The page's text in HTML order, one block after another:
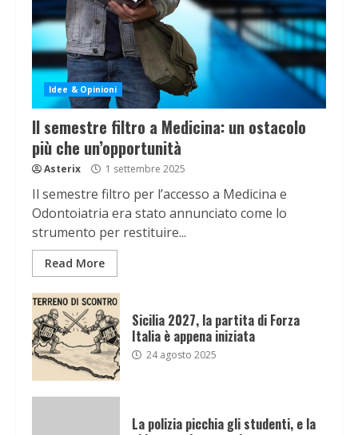
Idee & Opinioni
Il semestre filtro a Medicina: un ostacolo
più che un’opportunità
Asterix 1 settembre 2025
Il semestre filtro per l’accesso a Medicina e
Odontoiatria era stato annunciato come lo
strumento per restituire...
Read More
Sicilia 2027, la partita di Forza
Italia è appena iniziata
24 agosto 2025
La polizia picchia gli studenti, e la